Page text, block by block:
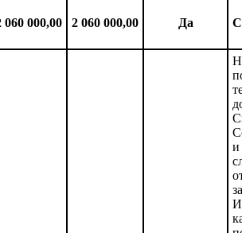
060 000,00 2 060 000,00 Да
и